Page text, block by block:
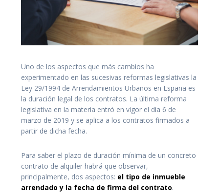
Uno de los aspectos que más cambios ha
experimentado en las sucesivas reformas legislativas la
Ley 29/1994 de Arrendamientos Urbanos en España es
la duración legal de los contratos. La última reforma
legislativa en la materia entró en vigor el día 6 de
marzo de 2019 y se aplica a los contratos firmados a
partir de dicha fecha.
Para saber el plazo de duración mínima de un concreto
contrato de alquiler habrá que observar,
principalmente, dos aspectos: el tipo de inmueble
arrendado y la fecha de firma del contrato.